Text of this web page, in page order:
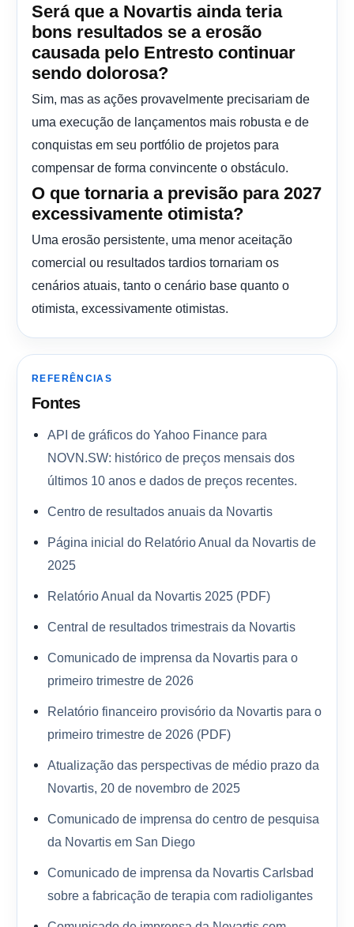
Será que a Novartis ainda teria
bons resultados se a erosão
causada pelo Entresto continuar
sendo dolorosa?
Sim, mas as ações provavelmente precisariam de
uma execução de lançamentos mais robusta e de
conquistas em seu portfólio de projetos para
compensar de forma convincente o obstáculo.
O que tornaria a previsão para 2027
excessivamente otimista?
Uma erosão persistente, uma menor aceitação
comercial ou resultados tardios tornariam os
cenários atuais, tanto o cenário base quanto o
otimista, excessivamente otimistas.
REFERÊNCIAS
Fontes
API de gráficos do Yahoo Finance para
NOVN.SW: histórico de preços mensais dos
últimos 10 anos e dados de preços recentes.
Centro de resultados anuais da Novartis
Página inicial do Relatório Anual da Novartis de
2025
Relatório Anual da Novartis 2025 (PDF)
Central de resultados trimestrais da Novartis
Comunicado de imprensa da Novartis para o
primeiro trimestre de 2026
Relatório financeiro provisório da Novartis para o
primeiro trimestre de 2026 (PDF)
Atualização das perspectivas de médio prazo da
Novartis, 20 de novembro de 2025
Comunicado de imprensa do centro de pesquisa
da Novartis em San Diego
Comunicado de imprensa da Novartis Carlsbad
sobre a fabricação de terapia com radioligantes